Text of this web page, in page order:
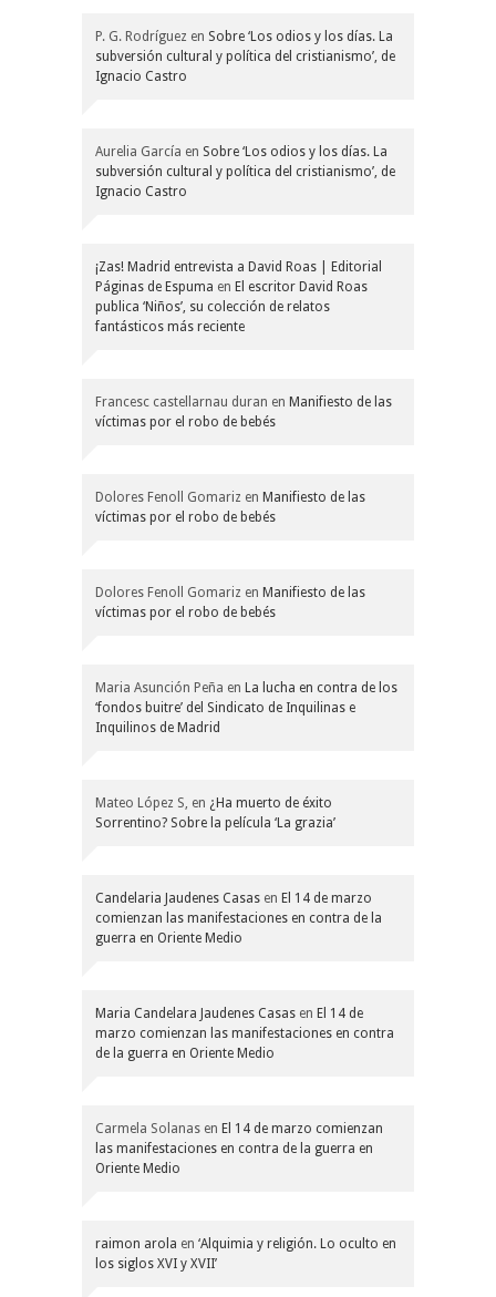
P. G. Rodríguez en Sobre ‘Los odios y los días. La
subversión cultural y política del cristianismo’, de
Ignacio Castro
Aurelia García en Sobre ‘Los odios y los días. La
subversión cultural y política del cristianismo’, de
Ignacio Castro
¡Zas! Madrid entrevista a David Roas | Editorial
Páginas de Espuma en El escritor David Roas
publica ‘Niños’, su colección de relatos
fantásticos más reciente
Francesc castellarnau duran en Manifiesto de las
víctimas por el robo de bebés
Dolores Fenoll Gomariz en Manifiesto de las
víctimas por el robo de bebés
Dolores Fenoll Gomariz en Manifiesto de las
víctimas por el robo de bebés
Maria Asunción Peña en La lucha en contra de los
‘fondos buitre’ del Sindicato de Inquilinas e
Inquilinos de Madrid
Mateo López S, en ¿Ha muerto de éxito
Sorrentino? Sobre la película ‘La grazia’
Candelaria Jaudenes Casas en El 14 de marzo
comienzan las manifestaciones en contra de la
guerra en Oriente Medio
Maria Candelara Jaudenes Casas en El 14 de
marzo comienzan las manifestaciones en contra
de la guerra en Oriente Medio
Carmela Solanas en El 14 de marzo comienzan
las manifestaciones en contra de la guerra en
Oriente Medio
raimon arola en ‘Alquimia y religión. Lo oculto en
los siglos XVI y XVII’